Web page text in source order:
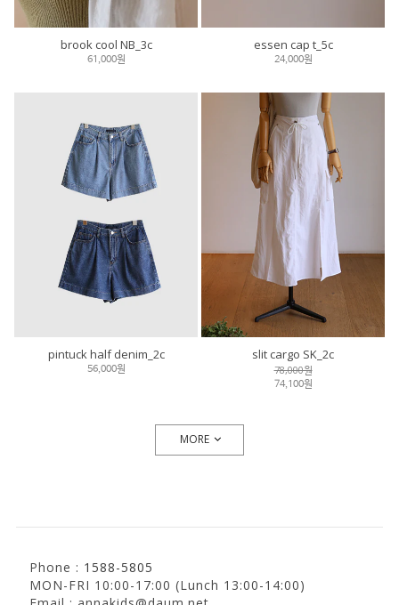
brook cool NB_3c
61,000원
essen cap t_5c
24,000원
pintuck half denim_2c
56,000원
slit cargo SK_2c
78,000원
74,100원
MORE
Phone : 1588-5805
MON-FRI 10:00-17:00 (Lunch 13:00-14:00)